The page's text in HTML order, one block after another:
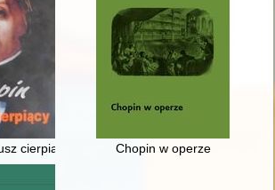
cierpiący Chopin w operze